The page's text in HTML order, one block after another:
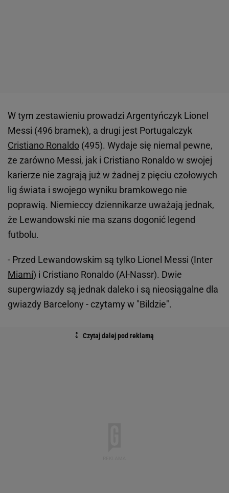
W tym zestawieniu prowadzi Argentyńczyk Lionel
Messi (496 bramek), a drugi jest Portugalczyk
Cristiano Ronaldo (495). Wydaje się niemal pewne,
że zarówno Messi, jak i Cristiano Ronaldo w swojej
karierze nie zagrają już w żadnej z pięciu czołowych
lig świata i swojego wyniku bramkowego nie
poprawią. Niemieccy dziennikarze uważają jednak,
że Lewandowski nie ma szans dogonić legend
futbolu.
- Przed Lewandowskim są tylko Lionel Messi (Inter
Miami) i Cristiano Ronaldo (Al-Nassr). Dwie
supergwiazdy są jednak daleko i są nieosiągalne dla
gwiazdy Barcelony - czytamy w "Bildzie".